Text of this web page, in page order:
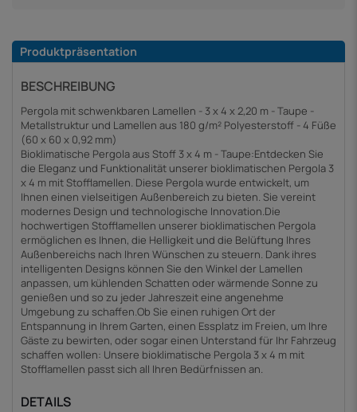
Produktpräsentation
BESCHREIBUNG
Pergola mit schwenkbaren Lamellen - 3 x 4 x 2,20 m - Taupe -
Metallstruktur und Lamellen aus 180 g/m² Polyesterstoff - 4 Füße
(60 x 60 x 0,92 mm)
Bioklimatische Pergola aus Stoff 3 x 4 m - Taupe:Entdecken Sie
die Eleganz und Funktionalität unserer bioklimatischen Pergola 3
x 4 m mit Stofflamellen. Diese Pergola wurde entwickelt, um
Ihnen einen vielseitigen Außenbereich zu bieten. Sie vereint
modernes Design und technologische Innovation.Die
hochwertigen Stofflamellen unserer bioklimatischen Pergola
ermöglichen es Ihnen, die Helligkeit und die Belüftung Ihres
Außenbereichs nach Ihren Wünschen zu steuern. Dank ihres
intelligenten Designs können Sie den Winkel der Lamellen
anpassen, um kühlenden Schatten oder wärmende Sonne zu
genießen und so zu jeder Jahreszeit eine angenehme
Umgebung zu schaffen.Ob Sie einen ruhigen Ort der
Entspannung in Ihrem Garten, einen Essplatz im Freien, um Ihre
Gäste zu bewirten, oder sogar einen Unterstand für Ihr Fahrzeug
schaffen wollen: Unsere bioklimatische Pergola 3 x 4 m mit
Stofflamellen passt sich all Ihren Bedürfnissen an.
DETAILS